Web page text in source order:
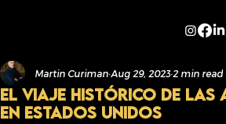
El Viaje Histórico de las
en Estados Unidos
Martin Curiman Aug 29, 2023 2 min read